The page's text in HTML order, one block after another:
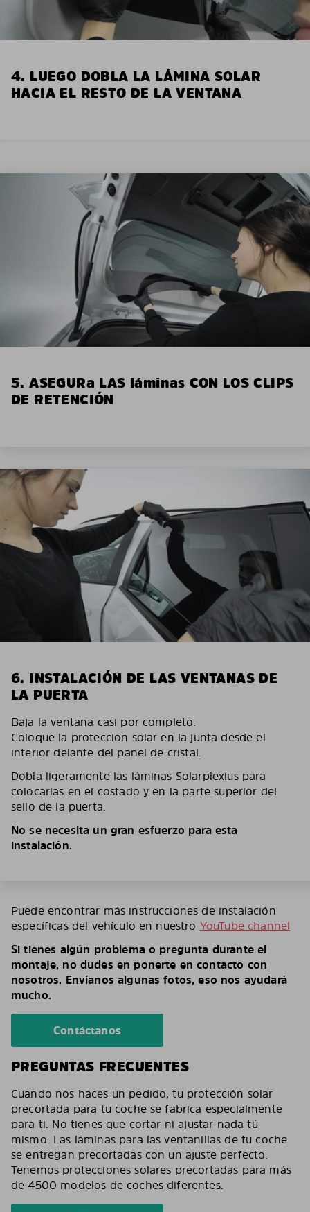
4. LUEGO DOBLA LA LÁMINA SOLAR
HACIA EL RESTO DE LA VENTANA
5. ASEGURa LAS láminas CON LOS CLIPS
DE RETENCIÓN
6. INSTALACIÓN DE LAS VENTANAS DE
LA PUERTA
Baja la ventana casi por completo.
Coloque la protección solar en la junta desde el
interior delante del panel de cristal.
Dobla ligeramente las láminas Solarplexius para
colocarlas en el costado y en la parte superior del
sello de la puerta.
No se necesita un gran esfuerzo para esta
instalación.
Puede encontrar más instrucciones de instalación
específicas del vehículo en nuestro YouTube channel
Si tienes algún problema o pregunta durante el
montaje, no dudes en ponerte en contacto con
nosotros. Envíanos algunas fotos, eso nos ayudará
mucho.
Contáctanos
PREGUNTAS FRECUENTES
Cuando nos haces un pedido, tu protección solar
precortada para tu coche se fabrica especialmente
para ti. No tienes que cortar ni ajustar nada tú
mismo. Las láminas para las ventanillas de tu coche
se entregan precortadas con un ajuste perfecto.
Tenemos protecciones solares precortadas para más
de 4500 modelos de coches diferentes.